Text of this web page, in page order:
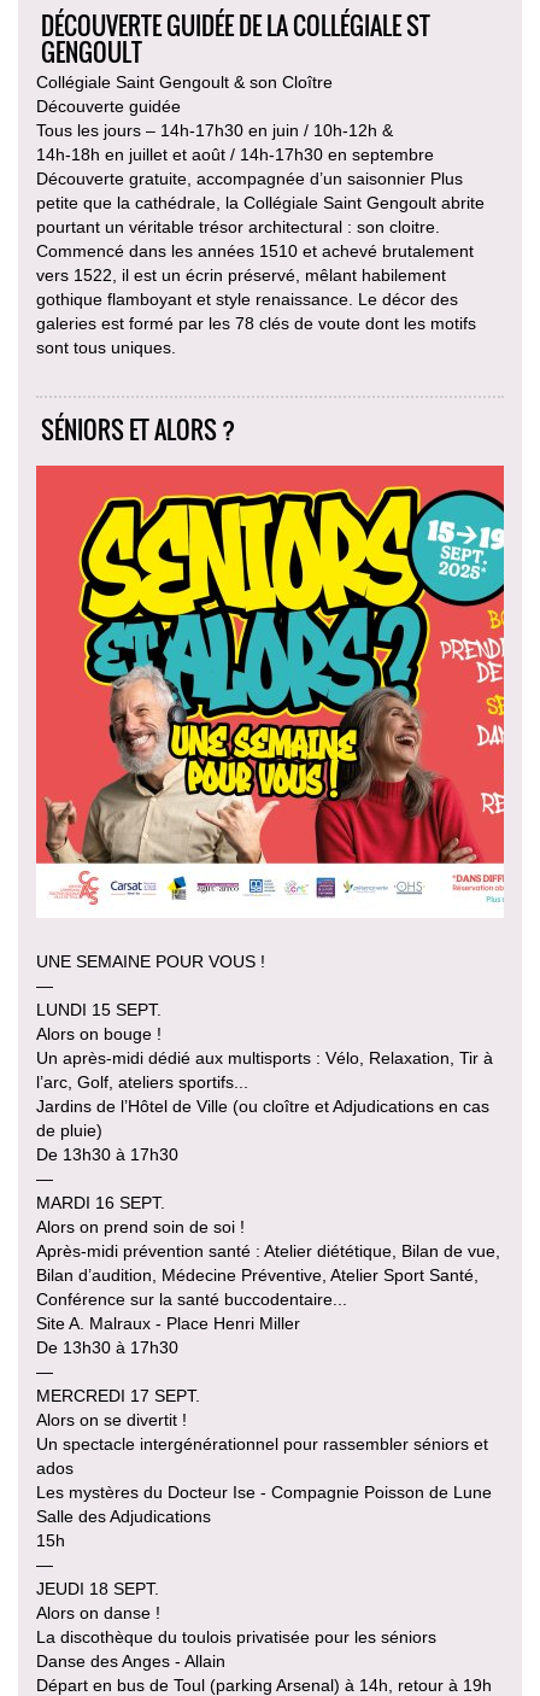
DÉCOUVERTE GUIDÉE DE LA COLLÉGIALE ST
GENGOULT
Collégiale Saint Gengoult & son Cloître
Découverte guidée
Tous les jours – 14h-17h30 en juin / 10h-12h &
14h-18h en juillet et août / 14h-17h30 en septembre
Découverte gratuite, accompagnée d’un saisonnier Plus
petite que la cathédrale, la Collégiale Saint Gengoult abrite
pourtant un véritable trésor architectural : son cloitre.
Commencé dans les années 1510 et achevé brutalement
vers 1522, il est un écrin préservé, mêlant habilement
gothique flamboyant et style renaissance. Le décor des
galeries est formé par les 78 clés de voute dont les motifs
sont tous uniques.
SÉNIORS ET ALORS ?
UNE SEMAINE POUR VOUS !
—
LUNDI 15 SEPT.
Alors on bouge !
Un après-midi dédié aux multisports : Vélo, Relaxation, Tir à
l’arc, Golf, ateliers sportifs...
Jardins de l’Hôtel de Ville (ou cloître et Adjudications en cas
de pluie)
De 13h30 à 17h30
—
MARDI 16 SEPT.
Alors on prend soin de soi !
Après-midi prévention santé : Atelier diététique, Bilan de vue,
Bilan d’audition, Médecine Préventive, Atelier Sport Santé,
Conférence sur la santé buccodentaire...
Site A. Malraux - Place Henri Miller
De 13h30 à 17h30
—
MERCREDI 17 SEPT.
Alors on se divertit !
Un spectacle intergénérationnel pour rassembler séniors et
ados
Les mystères du Docteur Ise - Compagnie Poisson de Lune
Salle des Adjudications
15h
—
JEUDI 18 SEPT.
Alors on danse !
La discothèque du toulois privatisée pour les séniors
Danse des Anges - Allain
Départ en bus de Toul (parking Arsenal) à 14h, retour à 19h